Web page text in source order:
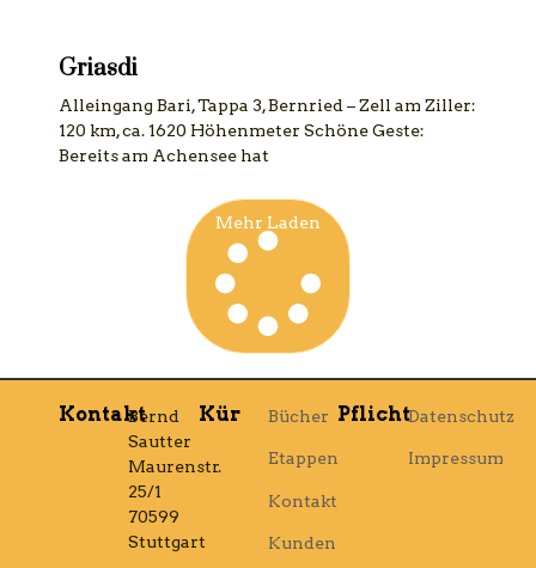
Griasdi
Alleingang Bari, Tappa 3, Bernried – Zell am Ziller:
120 km, ca. 1620 Höhenmeter Schöne Geste:
Bereits am Achensee hat
Mehr Laden
Kontakt Kür Pflicht
Bernd
Sautter
Maurenstr.
25/1
70599
Stuttgart
Bücher
Etappen
Kontakt
Kunden
Datenschutz
Impressum